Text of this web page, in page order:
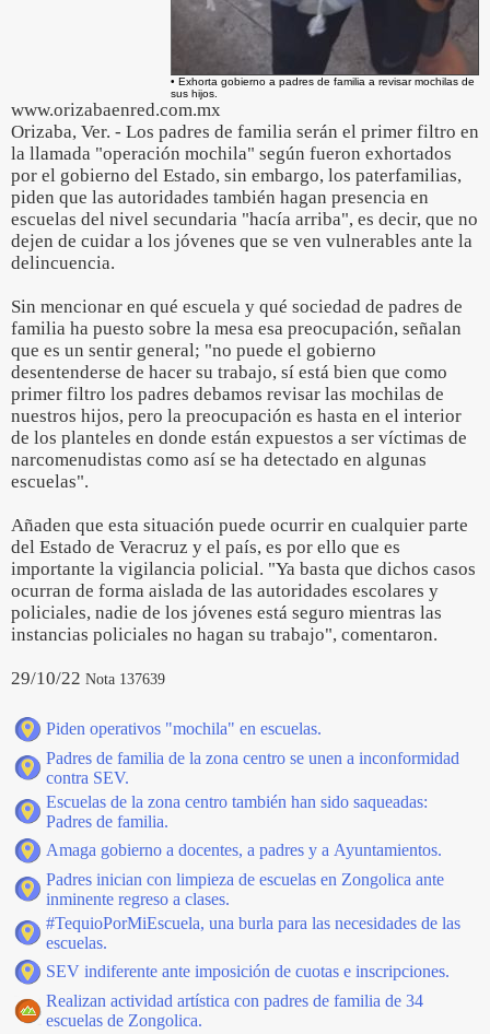
• Exhorta gobierno a padres de familia a revisar mochilas de
sus hijos.
www.orizabaenred.com.mx
Orizaba, Ver. - Los padres de familia serán el primer filtro en
la llamada "operación mochila" según fueron exhortados
por el gobierno del Estado, sin embargo, los paterfamilias,
piden que las autoridades también hagan presencia en
escuelas del nivel secundaria "hacía arriba", es decir, que no
dejen de cuidar a los jóvenes que se ven vulnerables ante la
delincuencia.
Sin mencionar en qué escuela y qué sociedad de padres de
familia ha puesto sobre la mesa esa preocupación, señalan
que es un sentir general; "no puede el gobierno
desentenderse de hacer su trabajo, sí está bien que como
primer filtro los padres debamos revisar las mochilas de
nuestros hijos, pero la preocupación es hasta en el interior
de los planteles en donde están expuestos a ser víctimas de
narcomenudistas como así se ha detectado en algunas
escuelas".
Añaden que esta situación puede ocurrir en cualquier parte
del Estado de Veracruz y el país, es por ello que es
importante la vigilancia policial. "Ya basta que dichos casos
ocurran de forma aislada de las autoridades escolares y
policiales, nadie de los jóvenes está seguro mientras las
instancias policiales no hagan su trabajo", comentaron.
29/10/22 Nota 137639
Piden operativos "mochila" en escuelas.
Padres de familia de la zona centro se unen a inconformidad
contra SEV.
Escuelas de la zona centro también han sido saqueadas:
Padres de familia.
Amaga gobierno a docentes, a padres y a Ayuntamientos.
Padres inician con limpieza de escuelas en Zongolica ante
inminente regreso a clases.
#TequioPorMiEscuela, una burla para las necesidades de las
escuelas.
SEV indiferente ante imposición de cuotas e inscripciones.
Realizan actividad artística con padres de familia de 34
escuelas de Zongolica.